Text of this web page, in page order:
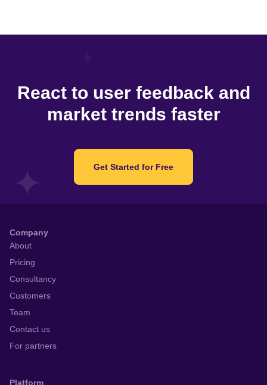
React to user feedback and
market trends faster
Get Started for Free
Company
About
Pricing
Consultancy
Customers
Team
Contact us
For partners
Platform